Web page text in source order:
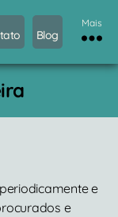
Blog
Mais
e
e